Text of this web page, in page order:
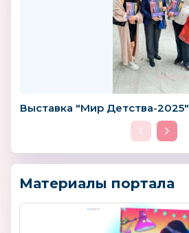
Выставка "Мир Детства-2025"
Материалы портала